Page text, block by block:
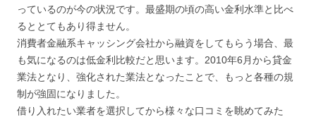
っているのが今の状況です。最盛期の頃の高い金利水準と比べ
るととてもあり得ません。
消費者金融系キャッシング会社から融資をしてもらう場合、最
も気になるのは低金利比較だと思います。2010年6月から貸金
業法となり、強化された業法となったことで、もっと各種の規
制が強固になりました。
借り入れたい業者を選択してから様々な口コミを眺めてみた